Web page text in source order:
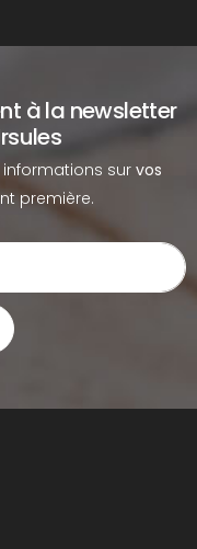
à la newsletter
sur vos
première.